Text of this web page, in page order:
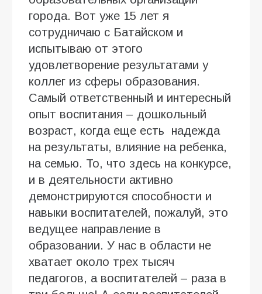
города. Вот уже 15 лет я
сотрудничаю с Батайском и
испытываю от этого
удовлетворение результатами у
коллег из сферы образования.
Самый ответственный и интересный
опыт воспитания – дошкольный
возраст, когда еще есть надежда
на результаты, влияние на ребенка,
на семью. То, что здесь на конкурсе,
и в деятельности активно
демонстрируются способности и
навыки воспитателей, пожалуй, это
ведущее направление в
образовании. У нас в области не
хватает около трех тысяч
педагогов, а воспитателей – раза в